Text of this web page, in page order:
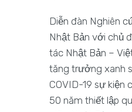
Diễn đàn Nghiên
Nhật Bản với chủ
tác Nhật Bản –
tăng trưởng xanh
COVID-19 sự kiện
50 năm thiết lập